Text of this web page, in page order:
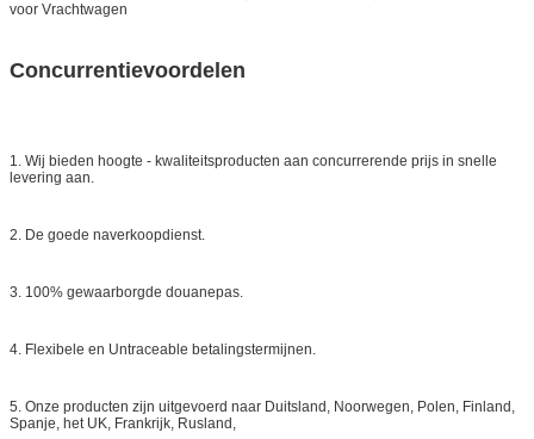
Concurrentievoordelen
1. Wij bieden hoogte - kwaliteitsproducten aan concurrerende prijs in snelle
levering aan.
2. De goede naverkoopdienst.
3. 100% gewaarborgde douanepas.
4. Flexibele en Untraceable betalingstermijnen.
5. Onze producten zijn uitgevoerd naar Duitsland, Noorwegen, Polen, Finland,
Spanje, het UK, Frankrijk, Rusland,